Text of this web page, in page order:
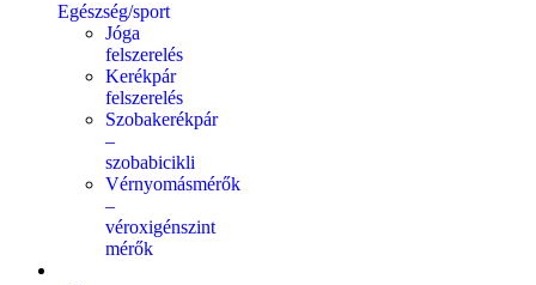
Egészség/sport
Jóga
felszerelés
Kerékpár
felszerelés
Szobakerékpár
–
szobabicikli
Vérnyomásmérők
–
véroxigénszint
mérők